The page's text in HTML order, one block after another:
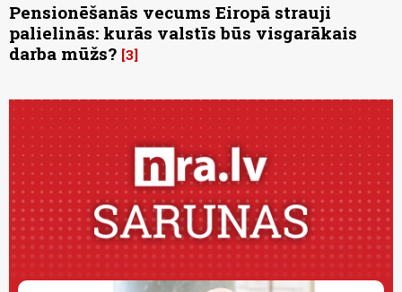
Pensionēšanās vecums Eiropā strauji
palielinās: kurās valstīs būs visgarākais
darba mūžs? 3